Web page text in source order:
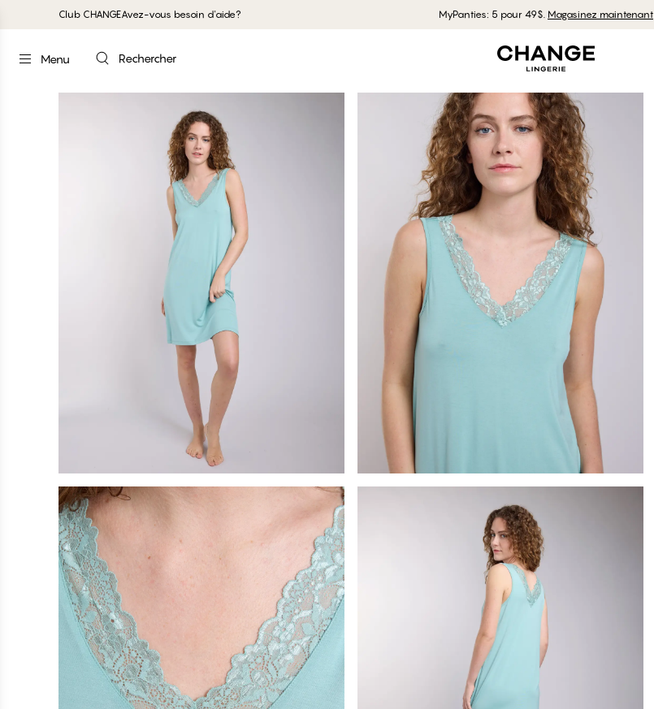
Club CHANGEAvez-vous besoin d'aide? MyPanties: 5 pour 49$. Magasinez maintenant
Menu Rechercher